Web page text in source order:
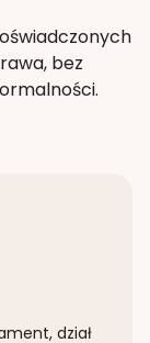
bez
dział